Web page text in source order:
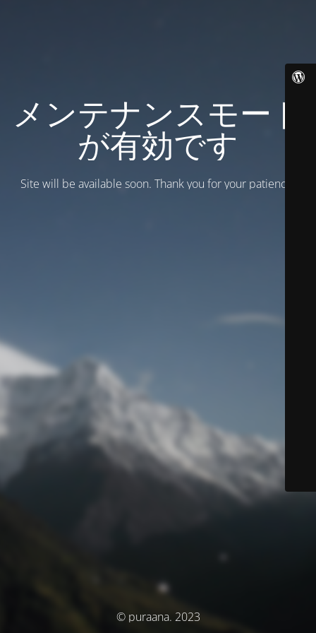
メンテナンスモード
が有効です
Site will be available soon. Thank you for your patience!
© puraana. 2023